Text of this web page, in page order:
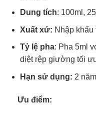
Dung tích: 100ml,
Xuất xứ: Nhập khẩu
Tỷ lệ pha: Pha 5ml
diệt rệp giường tối
Hạn sử dụng: 2 năm
Ưu điểm: